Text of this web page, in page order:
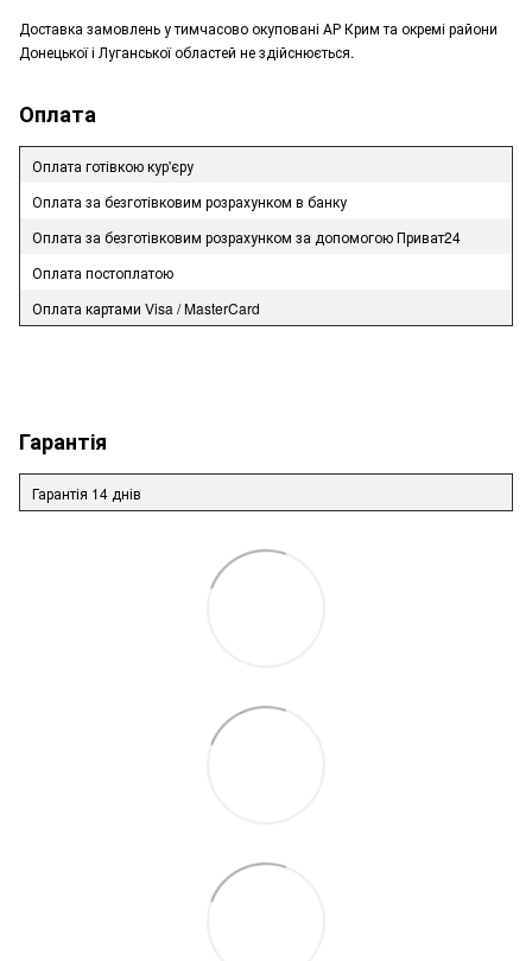
Доставка замовлень у тимчасово окуповані АР Крим та окремі райони
Донецької і Луганської областей не здійснюється.
Оплата
Оплата готівкою кур'єру
Оплата за безготівковим розрахунком в банку
Оплата за безготівковим розрахунком за допомогою Приват24
Оплата постоплатою
Оплата картами Visa / MasterCard
Гарантія
Гарантія 14 днів